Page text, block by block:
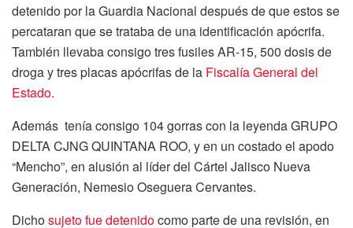
detenido por la Guardia Nacional después de que estos se
percataran que se trataba de una identificación apócrifa.
También llevaba consigo tres fusiles AR-15, 500 dosis de
droga y tres placas apócrifas de la Fiscalía General del
Estado.
Además tenía consigo 104 gorras con la leyenda GRUPO
DELTA CJNG QUINTANA ROO, y en un costado el apodo
“Mencho”, en alusión al líder del Cártel Jalisco Nueva
Generación, Nemesio Oseguera Cervantes.
Dichosujeto fue detenidocomo parte de una revisión, en